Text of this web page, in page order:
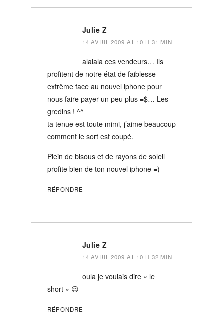
Julie Z
14 AVRIL 2009 AT 10 H 31 MIN
alalala ces vendeurs… Ils
profitent de notre état de faiblesse
extrême face au nouvel iphone pour
nous faire payer un peu plus =$… Les
gredins ! ^^
ta tenue est toute mimi, j’aime beaucoup
comment le sort est coupé.
Plein de bisous et de rayons de soleil
profite bien de ton nouvel iphone =)
RÉPONDRE
Julie Z
14 AVRIL 2009 AT 10 H 32 MIN
oula je voulais dire « le
short » 😉
RÉPONDRE